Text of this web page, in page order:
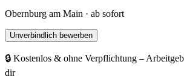
Obernburg am Main · ab sofort
Unverbindlich bewerben
🔒 Kostenlos & ohne Verpflichtung –
dir